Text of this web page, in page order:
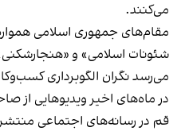
می‌کنند.
مقام‌های جمهوری اسلامی
شئونات اسلامی» و
می‌رسد نگران الگوبرداری
در ماه‌های اخیر ویدیوهایی از
قم در رسانه‌های اجتماعی